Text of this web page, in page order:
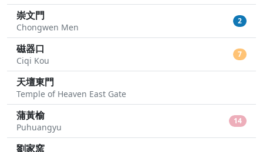
崇文門
Chongwen Men
2
磁器口
Ciqi Kou
7
天壇東門
Temple of Heaven East Gate
蒲黃榆
Puhuangyu
14
劉家窯